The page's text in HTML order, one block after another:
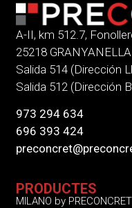
A-II, km 512.7,
25218
Salida 514 (Dirección
Salida 512 (Dirección
973 294 634
696 393 424
PRODUCTES
MILANO by PRECONCRET